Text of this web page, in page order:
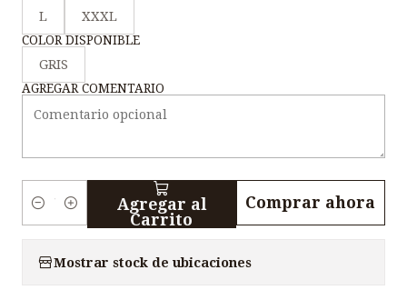
L
XXXL
COLOR DISPONIBLE
GRIS
AGREGAR COMENTARIO
Agregar al
Carrito
Comprar ahora
Mostrar stock de ubicaciones